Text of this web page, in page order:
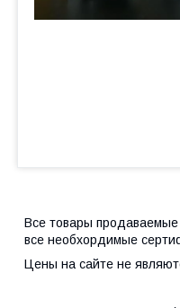
Все товары продаваемые
все необхордимые
Цены на сайте не